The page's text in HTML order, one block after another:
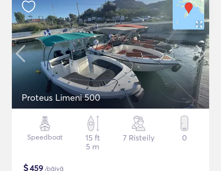
Proteus Limeni 500
Speedboat
15 ft
5 m
7 Risteily 0
$459 /päivä